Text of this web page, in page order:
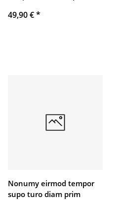
49,90 €*
Nonumy eirmod tempor
supo turo diam prim